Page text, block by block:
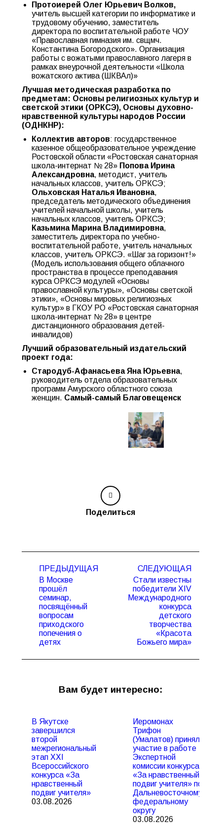
Протоиерей Олег Юрьевич Волков,
учитель высшей категории по информатике и
трудовому обучению, заместитель
директора по воспитательной работе ЧОУ
«Православная гимназия им. свщмч.
Константина Богородского». Организация
работы с вожатыми православного лагеря в
рамках внеурочной деятельности «Школа
вожатского актива (ШКВАл)»
Лучшая методическая разработка по
предметам: Основы религиозных культур и
светской этики (ОРКСЭ), Основы духовно-
нравственной культуры народов России
(ОДНКНР):
Коллектив авторов: государственное
казенное общеобразовательное учреждение
Ростовской области «Ростовская санаторная
школа-интернат № 28» Попова Ирина
Александровна, методист, учитель
начальных классов, учитель ОРКСЭ;
Ольховская Наталья Ивановна,
председатель методического объединения
учителей начальной школы, учитель
начальных классов, учитель ОРКСЭ;
Казьмина Марина Владимировна,
заместитель директора по учебно-
воспитательной работе, учитель начальных
классов, учитель ОРКСЭ. «Шаг за горизонт!»
(Модель использования общего облачного
пространства в процессе преподавания
курса ОРКСЭ модулей «Основы
православной культуры», «Основы светской
этики», «Основы мировых религиозных
культур» в ГКОУ РО «Ростовская санаторная
школа-интернат № 28» в центре
дистанционного образования детей-
инвалидов)
Лучший образовательный издательский
проект года:
Стародуб-Афанасьева Яна Юрьевна,
руководитель отдела образовательных
программ Амурского областного союза
женщин. Самый-самый Благовещенск
Поделиться
записям
ПРЕДЫДУЩАЯ
Предыдущая
запись:
В Москве
прошёл
семинар,
посвящённый
вопросам
приходского
попечения о
детях
СЛЕДУЮЩАЯ
Следующая
Стали известны
победители XIV
Международного
конкурса
детского
творчества
«Красота
Божьего мира»
Вам будет интересно:
В Якутске
завершился
второй
межрегиональный
этап XXI
Всероссийского
конкурса «За
нравственный
подвиг учителя»
03.08.2026
Иеромонах
Трифон
(Умалатов) принял
участие в работе
Экспертной
комиссии конкурса
«За нравственный
подвиг учителя» по
Дальневосточному
федеральному
округу
03.08.2026